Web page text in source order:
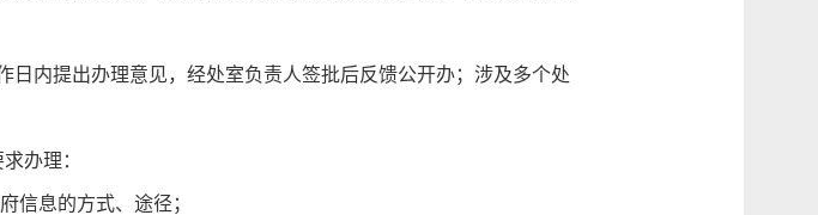
内提出办理意见，经处室负责人签批后反馈公开办；涉及多个处
办理：
息的方式、途径；